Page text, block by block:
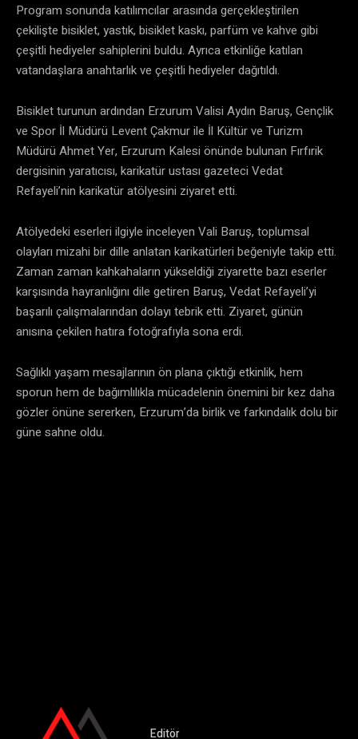
Program sonunda katılımcılar arasında gerçekleştirilen
çekilişte bisiklet, yastık, bisiklet kaskı, parfüm ve kahve gibi
çeşitli hediyeler sahiplerini buldu. Ayrıca etkinliğe katılan
vatandaşlara anahtarlık ve çeşitli hediyeler dağıtıldı.
Bisiklet turunun ardından Erzurum Valisi Aydın Baruş, Gençlik
ve Spor İl Müdürü Levent Çakmur ile İl Kültür ve Turizm
Müdürü Ahmet Yer, Erzurum Kalesi önünde bulunan Fırfırik
dergisinin yaratıcısı, karikatür ustası gazeteci Vedat
Refayeli’nin karikatür atölyesini ziyaret etti.
Atölyedeki eserleri ilgiyle inceleyen Vali Baruş, toplumsal
olayları mizahi bir dille anlatan karikatürleri beğeniyle takip etti.
Zaman zaman kahkahaların yükseldiği ziyarette bazı eserler
karşısında hayranlığını dile getiren Baruş, Vedat Refayeli’yi
başarılı çalışmalarından dolayı tebrik etti. Ziyaret, günün
anısına çekilen hatıra fotoğrafıyla sona erdi.
Sağlıklı yaşam mesajlarının ön plana çıktığı etkinlik, hem
sporun hem de bağımlılıkla mücadelenin önemini bir kez daha
gözler önüne sererken, Erzurum’da birlik ve farkındalık dolu bir
güne sahne oldu.
Editör